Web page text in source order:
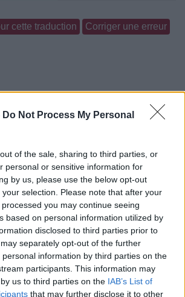
Do Not Process My Personal
of the sale, sharing to third parties, or
personal or sensitive information for
by us, please use the below opt-out
selection. Please note that after your
you may continue seeing
based on personal information utilized by
disclosed to third parties prior to
separately opt-out of the further
information by third parties on the
participants. This information may
us to third parties on the IAB’s List of
that may further disclose it to other
cette traduction Corriger une erreur